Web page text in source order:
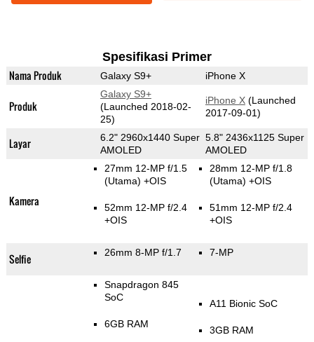
Spesifikasi Primer
Nama Produk Galaxy S9+ iPhone X
Produk
Galaxy S9+
(Launched 2018-02-
25)
iPhone X(Launched
2017-09-01)
Layar
6.2" 2960x1440 Super
AMOLED
5.8" 2436x1125 Super
AMOLED
Kamera
27mm 12-MP f/1.5
(Utama) +OIS
52mm 12-MP f/2.4
+OIS
28mm 12-MP f/1.8
(Utama) +OIS
51mm 12-MP f/2.4
+OIS
Selfie 26mm 8-MP f/1.7 7-MP
Snapdragon 845
SoC
6GB RAM
A11 Bionic SoC
3GB RAM